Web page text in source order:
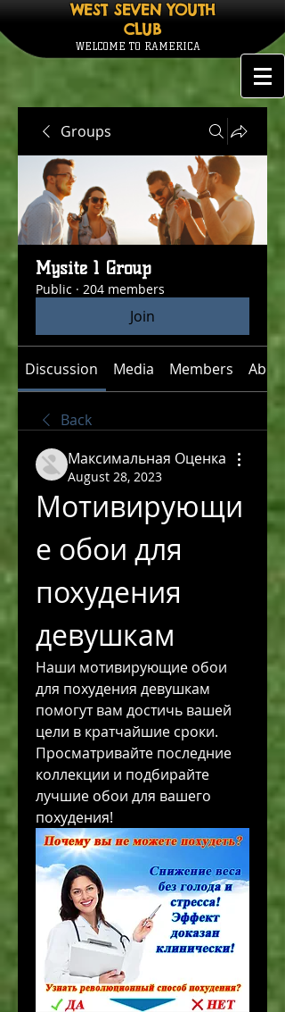
WEST SEVEN YOUTH
CLUB
WELCOME TO RAMERICA
Groups
Mysite 1 Group
Public · 204 members
Join
Discussion Media Members About
Back
Максимальная Оценка
August 28, 2023
Мотивирующи
е обои для
похудения
девушкам
Наши мотивирующие обои
для похудения девушкам
помогут вам достичь вашей
цели в кратчайшие сроки.
Просматривайте последние
коллекции и подбирайте
лучшие обои для вашего
похудения!